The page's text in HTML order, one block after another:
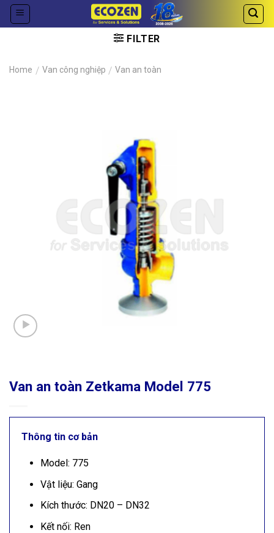
Skip
FILTER
Home / Van công nghiệp / Van an toàn
Van an toàn Zetkama Model 775
Thông tin cơ bản
Model: 775
Vật liệu: Gang
Kích thước: DN20 – DN32
Kết nối: Ren